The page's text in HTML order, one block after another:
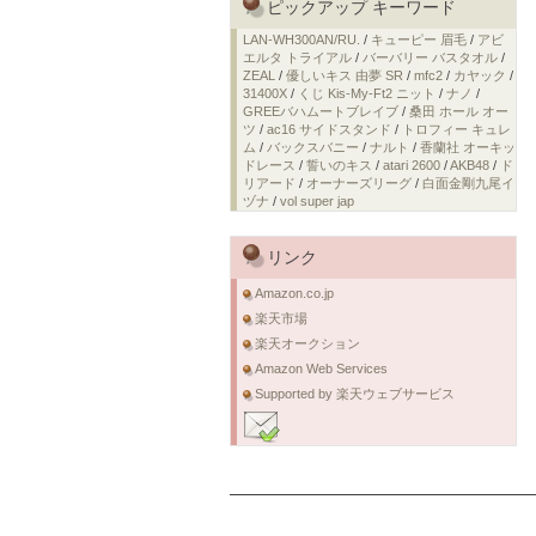
ピックアップ キーワード
LAN-WH300AN/RU. / キューピー 眉毛 / アビ
エルタ トライアル / バーバリー バスタオル /
ZEAL / 優しいキス 由夢 SR / mfc2 / カヤック /
31400X / くじ Kis-My-Ft2 ニット / ナノ /
GREEバハムートブレイブ / 桑田 ホール オー
ツ / ac16 サイドスタンド / トロフィー キュレ
ム / バックスバニー / ナルト / 香蘭社 オーキッ
ドレース / 誓いのキス / atari 2600 /AKB48 / ド
リアード / オーナーズリーグ / 白面金剛九尾イ
ヅナ / vol super jap
リンク
Amazon.co.jp
楽天市場
楽天オークション
Amazon Web Services
Supported by 楽天ウェブサービス